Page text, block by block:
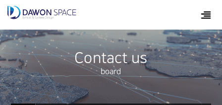
Contact us
board